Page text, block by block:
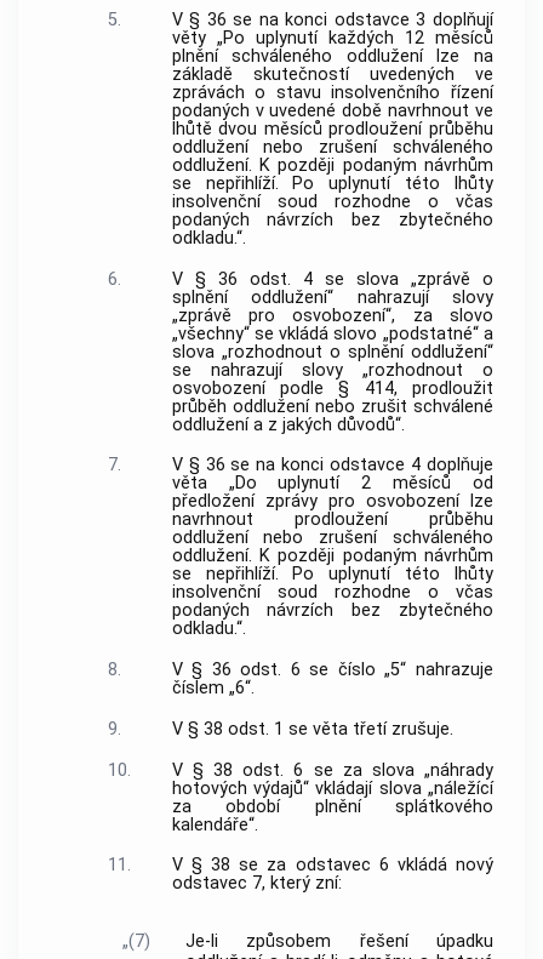
5.
V § 36 se na konci odstavce 3 doplňují
věty „Po uplynutí každých 12 měsíců
plnění schváleného oddlužení lze na
základě skutečností uvedených ve
zprávách o stavu insolvenčního řízení
podaných v uvedené době navrhnout ve
lhůtě dvou měsíců prodloužení průběhu
oddlužení nebo zrušení schváleného
oddlužení. K později podaným návrhům
se nepřihlíží. Po uplynutí této lhůty
insolvenční soud rozhodne o včas
podaných návrzích bez zbytečného
odkladu.“.
6.
V § 36 odst. 4 se slova „zprávě o
splnění oddlužení“ nahrazují slovy
„zprávě pro osvobození“, za slovo
„všechny“ se vkládá slovo „podstatné“ a
slova „rozhodnout o splnění oddlužení“
se nahrazují slovy „rozhodnout o
osvobození podle § 414, prodloužit
průběh oddlužení nebo zrušit schválené
oddlužení a z jakých důvodů“.
7.
V § 36 se na konci odstavce 4 doplňuje
věta „Do uplynutí 2 měsíců od
předložení zprávy pro osvobození lze
navrhnout prodloužení průběhu
oddlužení nebo zrušení schváleného
oddlužení. K později podaným návrhům
se nepřihlíží. Po uplynutí této lhůty
insolvenční soud rozhodne o včas
podaných návrzích bez zbytečného
odkladu.“.
8.
V § 36 odst. 6 se číslo „5“ nahrazuje
číslem „6“.
9.
V § 38 odst. 1 se věta třetí zrušuje.
10.
V § 38 odst. 6 se za slova „náhrady
hotových výdajů“ vkládají slova „náležící
za období plnění splátkového
kalendáře“.
11.
V § 38 se za odstavec 6 vkládá nový
odstavec 7, který zní:
„(7)
Je-li způsobem řešení úpadku